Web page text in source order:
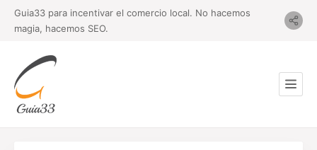
Guia33 para incentivar el comercio local. No hacemos
magia, hacemos SEO.